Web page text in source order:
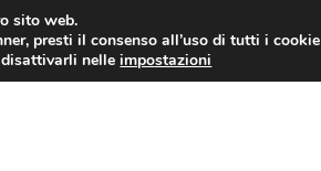
ANTICIPAZIONI CENTOVETRINE
sito web.
presti il consenso all’uso di tutti i cookie
disattivarli nelleimpostazioni